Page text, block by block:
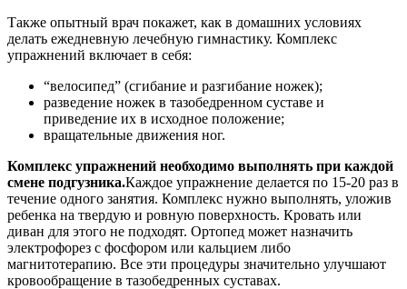
Также опытный врач покажет, как в домашних условиях
делать ежедневную лечебную гимнастику. Комплекс
упражнений включает в себя:
“велосипед” (сгибание и разгибание ножек);
разведение ножек в тазобедренном суставе и
приведение их в исходное положение;
вращательные движения ног.
Комплекс упражнений необходимо выполнять при каждой
смене подгузника.Каждое упражнение делается по 15-20 раз в
течение одного занятия. Комплекс нужно выполнять, уложив
ребенка на твердую и ровную поверхность. Кровать или
диван для этого не подходят. Ортопед может назначить
электрофорез с фосфором или кальцием либо
магнитотерапию. Все эти процедуры значительно улучшают
кровообращение в тазобедренных суставах.